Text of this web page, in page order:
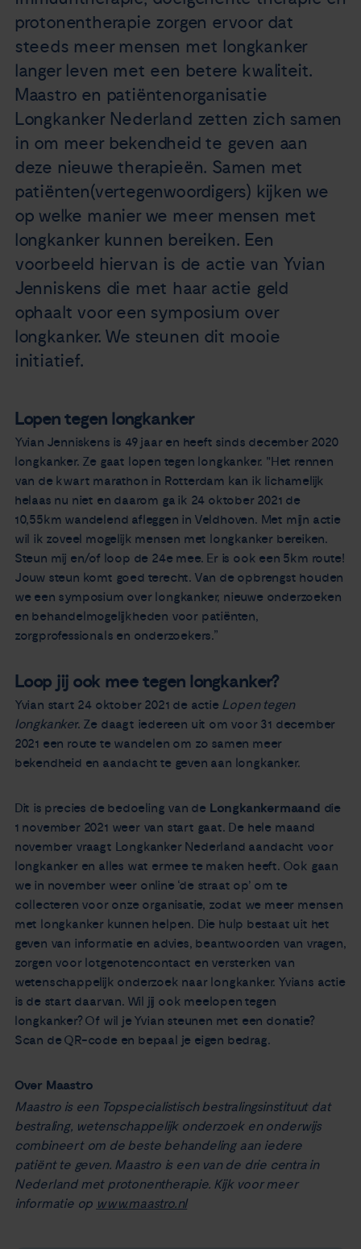
protonentherapie zorgen ervoor dat
steeds meer mensen met longkanker
langer leven met een betere kwaliteit.
Maastro en patiëntenorganisatie
Longkanker Nederland zetten zich samen
in om meer bekendheid te geven aan
deze nieuwe therapieën. Samen met
patiënten(vertegenwoordigers) kijken we
op welke manier we meer mensen met
longkanker kunnen bereiken. Een
voorbeeld hiervan is de actie van Yvian
Jenniskens die met haar actie geld
ophaalt voor een symposium over
longkanker. We steunen dit mooie
initiatief.
Lopen tegen longkanker
Yvian Jenniskens is 49 jaar en heeft sinds december 2020
longkanker. Ze gaat lopen tegen longkanker. "Het rennen
van de kwart marathon in Rotterdam kan ik lichamelijk
helaas nu niet en daarom ga ik 24 oktober 2021 de
10,55km wandelend afleggen in Veldhoven. Met mijn actie
wil ik zoveel mogelijk mensen met longkanker bereiken.
Steun mij en/of loop de 24e mee. Er is ook een 5km route!
Jouw steun komt goed terecht. Van de opbrengst houden
we een symposium over longkanker, nieuwe onderzoeken
en behandelmogelijkheden voor patiënten,
zorgprofessionals en onderzoekers.”
Loop jij ook mee tegen longkanker?
Yvian start 24 oktober 2021 de actie Lopen tegen
longkanker. Ze daagt iedereen uit om voor 31 december
2021 een route te wandelen om zo samen meer
bekendheid en aandacht te geven aan longkanker.
Dit is precies de bedoeling van de Longkankermaand die
1 november 2021 weer van start gaat. De hele maand
november vraagt Longkanker Nederland aandacht voor
longkanker en alles wat ermee te maken heeft. Ook gaan
we in november weer online ‘de straat op’ om te
collecteren voor onze organisatie, zodat we meer mensen
met longkanker kunnen helpen. Die hulp bestaat uit het
geven van informatie en advies, beantwoorden van vragen,
zorgen voor lotgenotencontact en versterken van
wetenschappelijk onderzoek naar longkanker. Yvians actie
is de start daarvan. Wil jij ook meelopen tegen
longkanker? Of wil je Yvian steunen met een donatie?
Scan de QR-code en bepaal je eigen bedrag.
Over Maastro
Maastro is een Topspecialistisch bestralingsinstituut dat
bestraling, wetenschappelijk onderzoek en onderwijs
combineert om de beste behandeling aan iedere
patiënt te geven. Maastro is een van de drie centra in
Nederland met protonentherapie. Kijk voor meer
informatie op www.maastro.nl